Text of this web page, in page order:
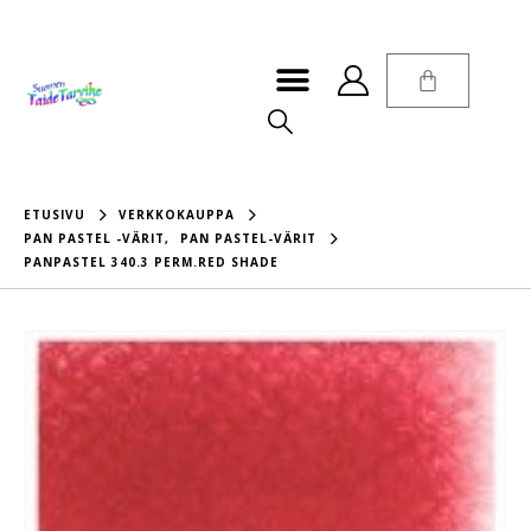
ETUSIVU
VERKKOKAUPPA
PAN PASTEL -VÄRIT,
PAN PASTEL-VÄRIT
PANPASTEL 340.3 PERM.RED SHADE